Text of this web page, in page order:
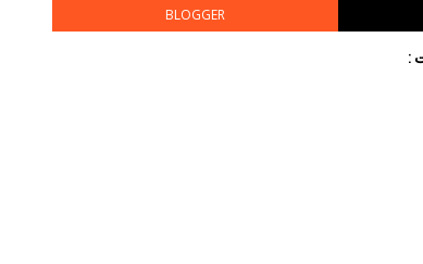
BLOGGER